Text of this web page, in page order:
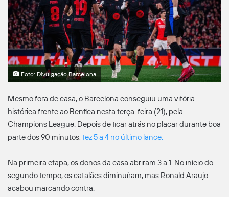
Foto: Divulgação Barcelona
Mesmo fora de casa, o Barcelona conseguiu uma vitória
histórica frente ao Benfica nesta terça-feira (21), pela
Champions League. Depois de ficar atrás no placar durante boa
parte dos 90 minutos,fez 5 a 4 no último lance.
Na primeira etapa, os donos da casa abriram 3 a 1. No início do
segundo tempo, os catalães diminuíram, mas Ronald Araujo
acabou marcando contra.